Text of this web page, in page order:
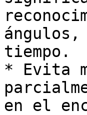
tiempo.
* Evita
en el